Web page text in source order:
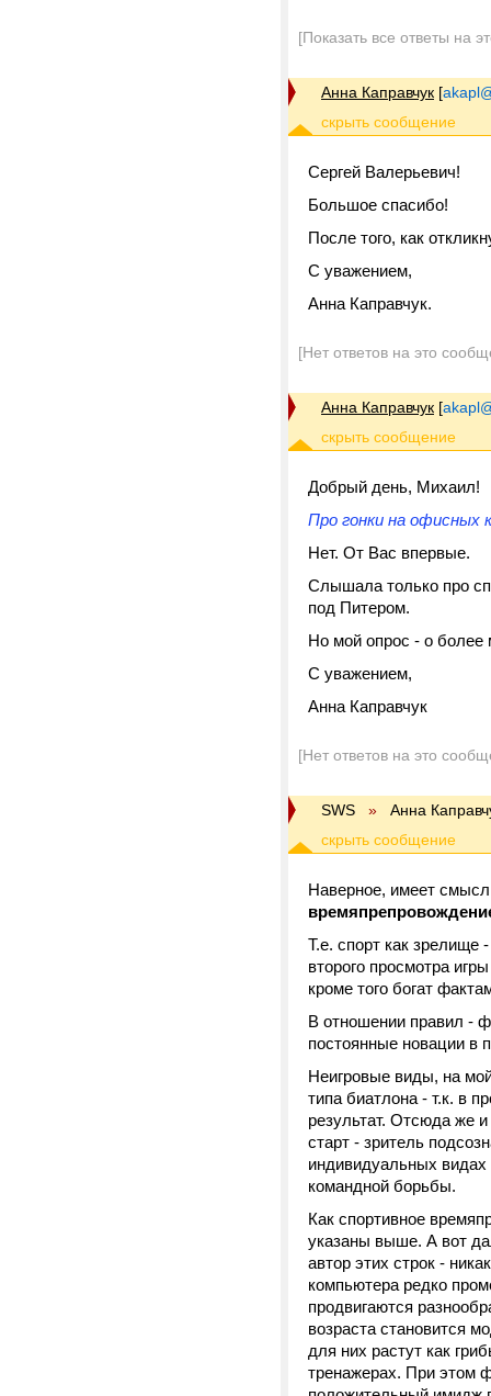
[Показать все ответы на
Анна Каправчук [
Сергей Валерьевич!
Большое спасибо!
После того, как
С уважением,
Анна Каправчук.
[Нет ответов на это
Анна Каправчук [
Добрый день, Михаил!
Про гонки на офисных
Нет. От Вас впервые.
Слышала только про
под Питером.
Но мой опрос - о более
С уважением,
Анна Каправчук
[Нет ответов на это
SWS » Анна
Наверное, имеет
Т.е. спорт как зрелище
второго просмотра
кроме того богат
В отношении правил -
постоянные новации в
Неигровые виды, на
типа биатлона - т.к. в
результат. Отсюда же
старт - зритель
индивидуальных видах
командной борьбы.
Как спортивное
указаны выше. А вот
автор этих строк -
компьютера редко
продвигаются
возраста становится
для них растут как
тренажерах. При этом